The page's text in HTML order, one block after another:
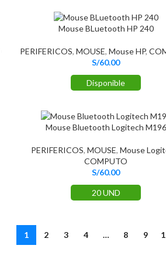
Mouse BLuetooth HP 240
PERIFERICOS, MOUSE, Mouse HP,
S/60.00
Disponible
Mouse Bluetooth Logitech M196
PERIFERICOS,MOUSE,Mouse
COMPUTO
S/60.00
20 UND
1 2 3 4 … 8 9